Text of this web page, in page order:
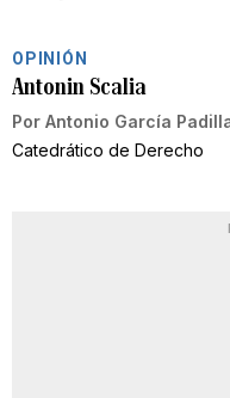
OPINIÓN
Antonin Scalia
Por Antonio García
Catedrático de Derecho